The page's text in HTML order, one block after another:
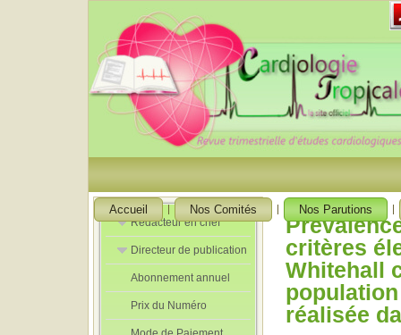
Accueil Nos Comités Nos Parutions
Rédacteur en chef
Rédacteurs en
Chef Adjoint
Directeur de publication
Directeur de
publication
adjoint
Abonnement annuel
Prix du Numéro
critères
Whitehall
réalisée